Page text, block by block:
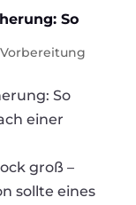
So
So
einer
groß –
sollte eines